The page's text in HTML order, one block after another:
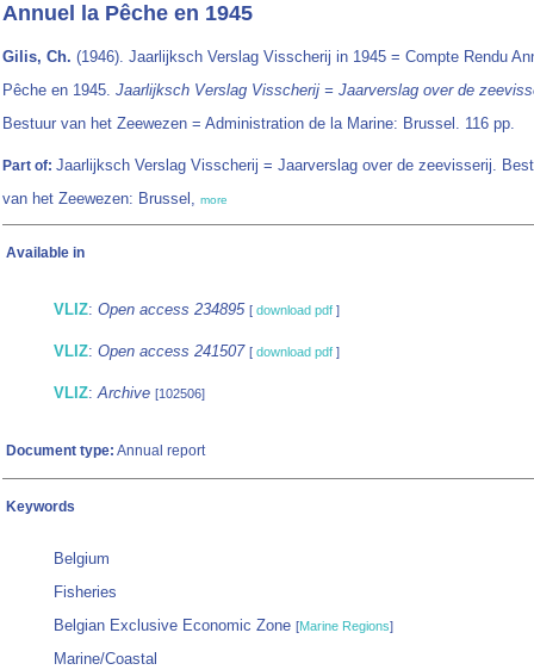
Annuel la Pêche en 1945
Gilis, Ch. (1946). Jaarlijksch Verslag Visscherij in 1945 = Compte Rendu
Pêche en 1945. Jaarlijksch Verslag Visscherij = Jaarverslag over de
Bestuur van het Zeewezen = Administration de la Marine: Brussel. 116 pp.
Part of: Jaarlijksch Verslag Visscherij = Jaarverslag over de zeevisserij.
van het Zeewezen: Brussel, more
Available in
VLIZ: Open access 234895 [ download pdf ]
VLIZ: Open access 241507 [ download pdf ]
VLIZ:Archive [102506]
Document type: Annual report
Keywords
Belgium
Fisheries
Belgian Exclusive Economic Zone [Marine Regions]
Marine/Coastal